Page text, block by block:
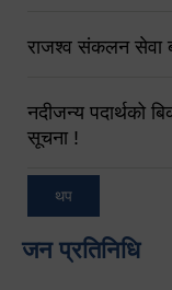
राजश्व संकलन सेवा
नदीजन्य पदार्थको
सूचना !
थप
जन प्रतिनिधि